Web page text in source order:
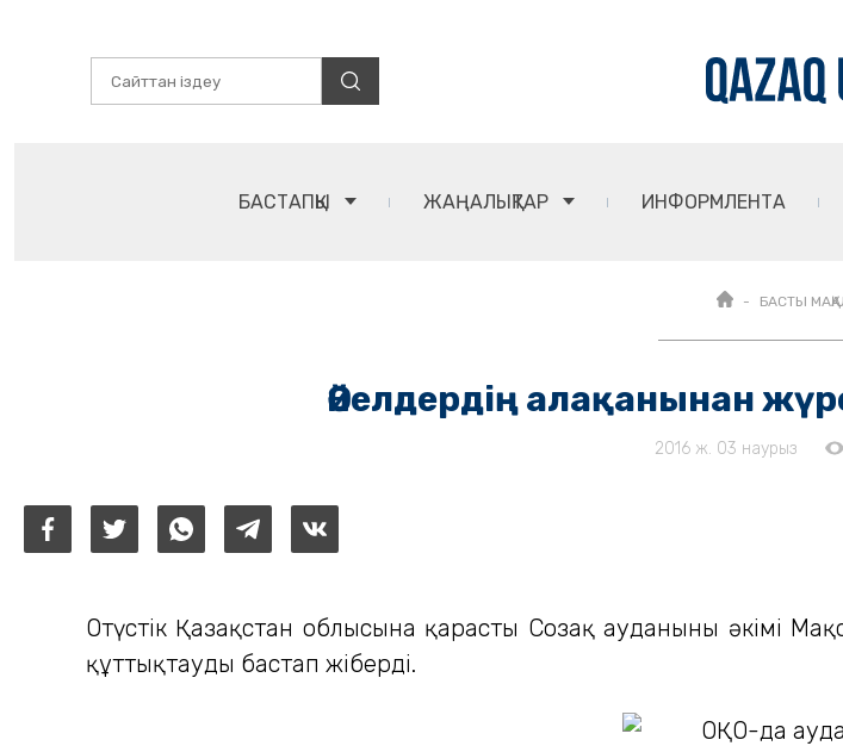
БАСТАПҚЫ ЖАҢАЛЫҚТАР ИНФОРМЛЕНТА
БАСТЫ
Әйелдердің алақанынан
2016 ж. 03 наурыз
Оңтүстік Қазақстан облысына қарасты Созақ ауданының әкімі
құттықтауды бастап жіберді.